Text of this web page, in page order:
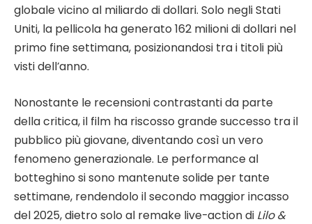
globale vicino al miliardo di dollari. Solo negli Stati
Uniti, la pellicola ha generato 162 milioni di dollari nel
primo fine settimana, posizionandosi tra i titoli più
visti dell’anno.
Nonostante le recensioni contrastanti da parte
della critica, il film ha riscosso grande successo tra il
pubblico più giovane, diventando così un vero
fenomeno generazionale. Le performance al
botteghino si sono mantenute solide per tante
settimane, rendendolo il secondo maggior incasso
del 2025, dietro solo al remake live-action di Lilo &